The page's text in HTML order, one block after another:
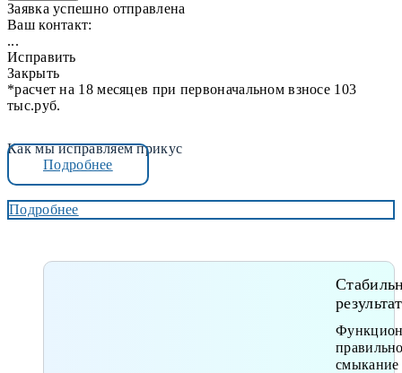
Заявка успешно отправлена
Ваш контакт:
...
Исправить
Закрыть
*расчет на 18 месяцев при первоначальном взносе 103
тыс.руб.
Как мы исправляем прикус
Подробнее
результат
смыкание
Подробнее